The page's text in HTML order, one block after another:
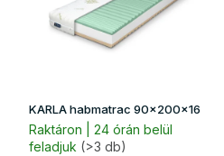
KARLA habmatrac 90x200x16
Raktáron | 24 órán belül
feladjuk (>3 db)